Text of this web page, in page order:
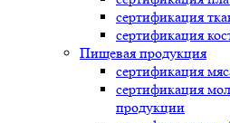
сертификация
сертификация
Пищевая продукция
сертификация
сертификация
продукции